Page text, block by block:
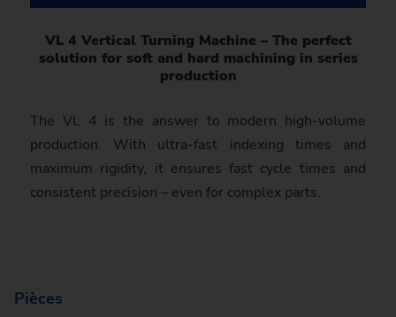
VL 4 Vertical Turning Machine – The perfect
solution for soft and hard machining in series
production
The VL 4 is the answer to mo­dern high-volume
production. With ultra-fast indexing times and
maximum rigidity, it ensures fast cycle times and
consistent pre­ci­sion – even for complex parts.
Pièces